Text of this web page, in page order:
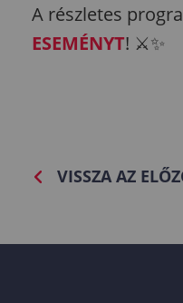
A részletes
ESEMÉNYT! ⚔️✨
VISSZA AZ